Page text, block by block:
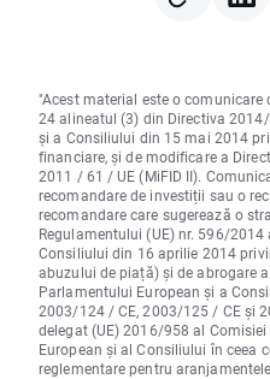
acord între SUA și Iran
"Acest material este o
24 alineatul (3) din Directiva
și a Consiliului din 15 mai 2014
financiare, și de modificare a
2011 / 61 / UE (MiFID II).
recomandare de investiții sau o
recomandare care sugerează o
Regulamentului (UE) nr. 596/
Consiliului din 16 aprilie 2014
abuzului de piață) și de abrogare
Parlamentului European și a
2003/124 / CE, 2003/125 / CE și
delegat (UE) 2016/958 al
European și al Consiliului în ceea
reglementare pentru